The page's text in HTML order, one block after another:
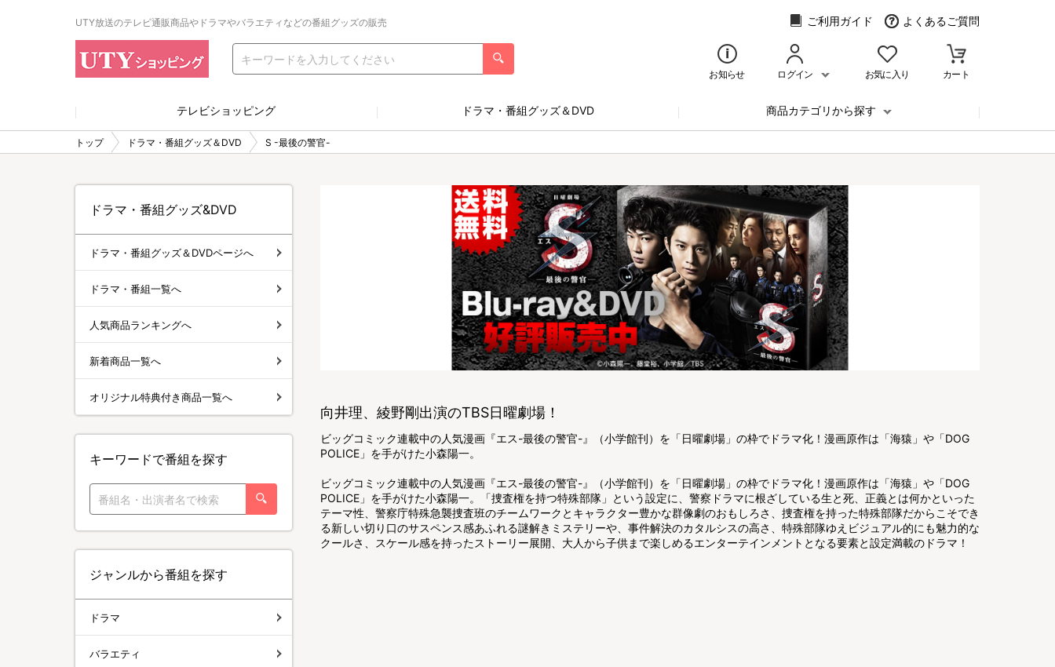
UTY放送のテレビ通販商品やドラマやバラエティなどの番組グッズの販売 ご利用ガイド よくあるご質問
お知らせ ログイン お気に入り カート
テレビショッピング ドラマ・番組グッズ＆DVD 商品カテゴリから探す
トップ ドラマ・番組グッズ＆DVD S -最後の警官-
向井理、綾野剛出演のTBS日曜劇場！
ビッグコミック連載中の人気漫画『エス-最後の警官-』（小学館刊）を「日曜劇場」の枠でドラマ化！漫画原作は「海猿」や「DOG
POLICE」を手がけた小森陽一。
ビッグコミック連載中の人気漫画『エス-最後の警官-』（小学館刊）を「日曜劇場」の枠でドラマ化！漫画原作は「海猿」や「DOG
POLICE」を手がけた小森陽一。「捜査権を持つ特殊部隊」という設定に、警察ドラマに根ざしている生と死、正義とは何かといった
テーマ性、警察庁特殊急襲捜査班のチームワークとキャラクター豊かな群像劇のおもしろさ、捜査権を持った特殊部隊だからこそでき
る新しい切り口のサスペンス感あふれる謎解きミステリーや、事件解決のカタルシスの高さ、特殊部隊ゆえビジュアル的にも魅力的な
クールさ、スケール感を持ったストーリー展開、大人から子供まで楽しめるエンターテインメントとなる要素と設定満載のドラマ！
ドラマ・番組グッズ&DVD
ドラマ・番組グッズ＆DVDページへ
ドラマ・番組一覧へ
人気商品ランキングへ
新着商品一覧へ
オリジナル特典付き商品一覧へ
キーワードで番組を探す
ジャンルから番組を探す
ドラマ
バラエティ